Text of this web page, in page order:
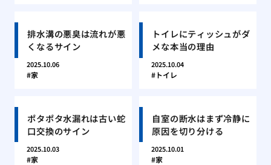
排水溝の悪臭は流れが悪
くなるサイン
2025.10.06
家
トイレにティッシュがダ
メな本当の理由
2025.10.04
トイレ
ポタポタ水漏れは古い蛇
口交換のサイン
2025.10.03
家
自室の断水はまず冷静に
原因を切り分ける
2025.10.01
家